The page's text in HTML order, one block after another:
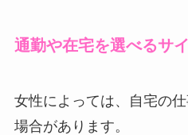
通勤や在宅を選べるサ
女性によっては、自宅の
場合があります。